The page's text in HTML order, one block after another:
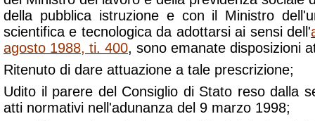
della pubblica istruzione e con il Ministro
scientifica e tecnologica da adottarsi ai sensi dell'
agosto 1988, ti. 400, sono emanate disposizioni
Ritenuto di dare attuazione a tale prescrizione;
Udito il parere del Consiglio di Stato reso dalla
atti normativi nell'adunanza del 9 marzo 1998;